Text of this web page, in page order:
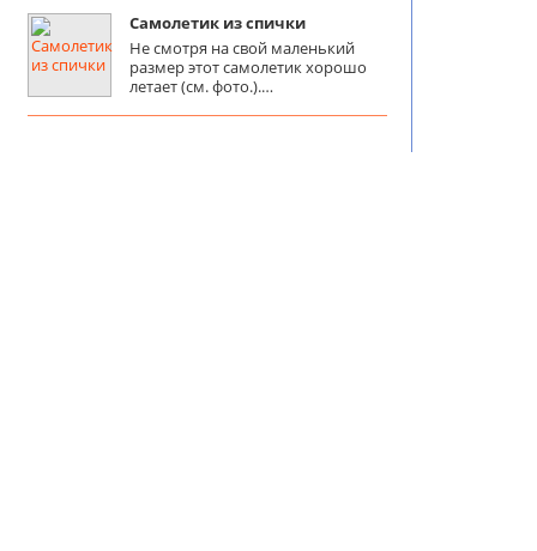
Самолетик из спички
Не смотря на свой маленький
размер этот самолетик хорошо
летает (см. фото.).…